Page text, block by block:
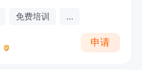
免费培训 ...
申请